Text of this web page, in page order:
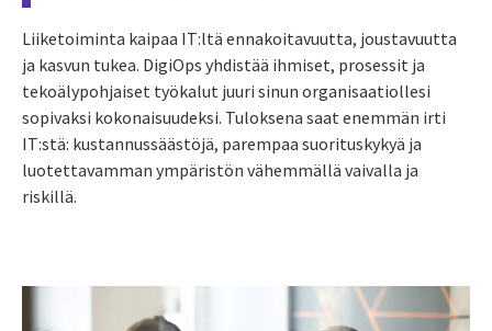
Liiketoiminta kaipaa IT:ltä ennakoitavuutta, joustavuutta
ja kasvun tukea. DigiOps yhdistää ihmiset, prosessit ja
tekoälypohjaiset työkalut juuri sinun organisaatiollesi
sopivaksi kokonaisuudeksi. Tuloksena saat enemmän irti
IT:stä: kustannussäästöjä, parempaa suorituskykyä ja
luotettavamman ympäristön vähemmällä vaivalla ja
riskillä.